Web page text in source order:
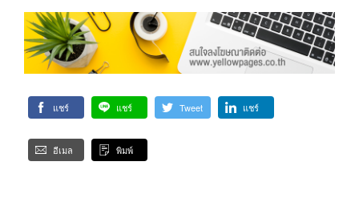
แชร์ แชร์ Tweet แชร์
อีเมล พิมพ์